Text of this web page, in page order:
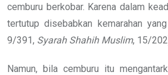
cemburu berkobar. Karena dalam
tertutup disebabkan kemarahan
9/391, Syarah Shahih Muslim, 15/
Namun, bila cemburu itu